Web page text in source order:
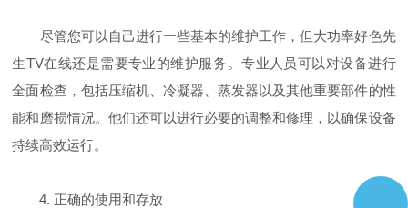
尽管您可以自己进行一些基本的维护工作，但大功率好色先
生TV在线还是需要专业的维护服务。专业人员可以对设备进行
全面检查，包括压缩机、冷凝器、蒸发器以及其他重要部件的性
能和磨损情况。他们还可以进行必要的调整和修理，以确保设备
持续高效运行。
4. 正确的使用和存放